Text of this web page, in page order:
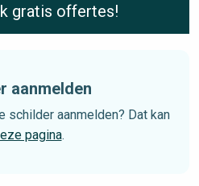
gratis offertes!
aanmelden
schilder aanmelden? Dat kan
pagina.